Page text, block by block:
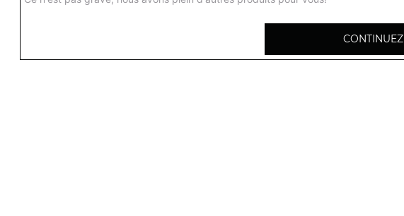
Ravioli vapeur aux crevettes 6 pcsCONTINUEZ